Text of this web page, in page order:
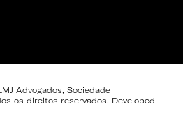
Advogados, Sociedade
os direitos reservados. Developed